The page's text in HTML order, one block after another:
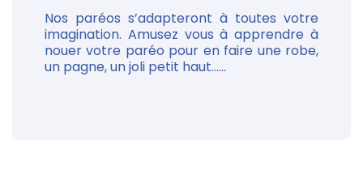
Nos paréos s’adapteront à toutes votre
imagination. Amusez vous à apprendre à
nouer votre paréo pour en faire une robe,
un pagne, un joli petit haut......